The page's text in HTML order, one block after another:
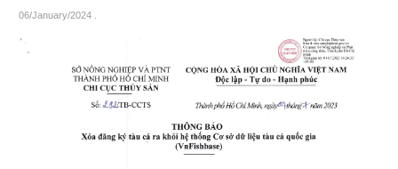
06/January/2024